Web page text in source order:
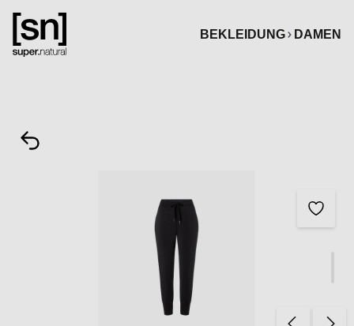
springen
BEKLEIDUNG
DAMEN